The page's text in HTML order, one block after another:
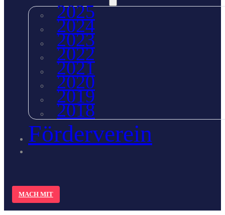
2025
2024
2023
2022
2021
2020
2019
2018
Förderverein
MACH MIT